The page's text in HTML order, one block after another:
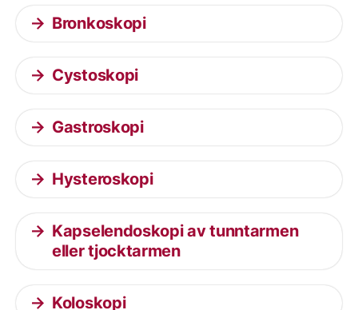
Bronkoskopi
Cystoskopi
Gastroskopi
Hysteroskopi
Kapselendoskopi av tunntarmen
eller tjocktarmen
Koloskopi